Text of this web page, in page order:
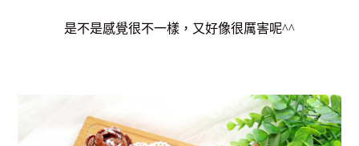
是不是感覺很不一樣，又好像很厲害呢^^